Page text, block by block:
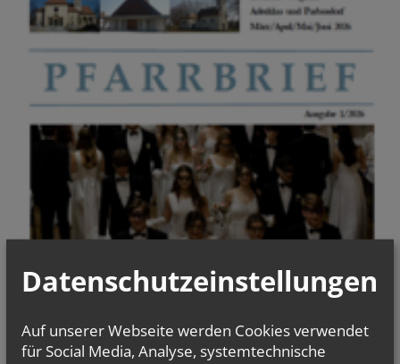
Datenschutzeinstellungen
Auf unserer Webseite werden Cookies verwendet
für Social Media, Analyse, systemtechnische